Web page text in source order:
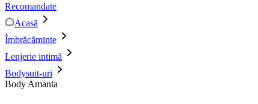
Recomandate
Acasă
Îmbrăcăminte
Lenjerie intimă
Bodysuit-uri
Body Amanta